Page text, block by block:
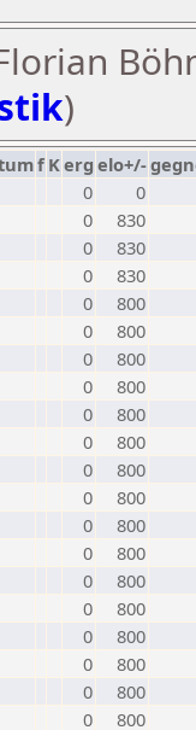
)
f Kerg elo+/-
0
0
0
830
0
830
0
830
0
800
0
800
0
800
0
800
0
800
0
800
0
800
0
800
0
800
0
800
0
800
0
800
0
800
0
800
0
800
0
800